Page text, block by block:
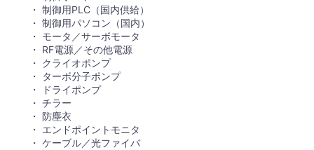
制御用PLC（国内供給）
制御用パソコン（国内）
モータ／サーボモータ
RF電源／その他電源
クライオポンプ
ターボ分子ポンプ
ドライポンプ
チラー
防塵衣
エンドポイントモニタ
ケーブル／光ファイバ